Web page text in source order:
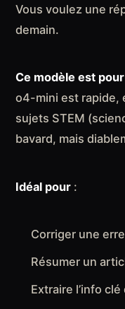
Vous voulez une
demain.
Ce modèle est
o4-mini est rapide,
sujets STEM
bavard, mais
Idéal pour :
Corriger une
Résumer un
Extraire l’info